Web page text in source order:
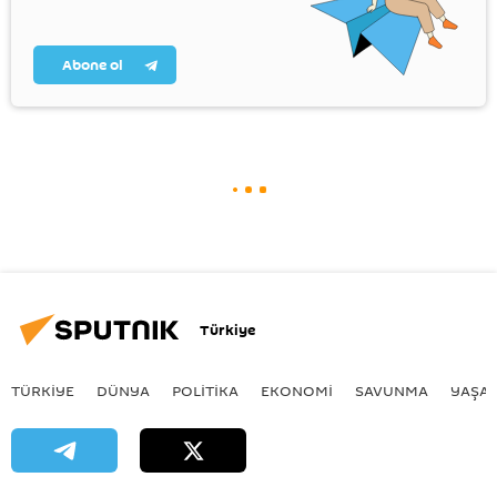
Abone ol
Türkiye
TÜRKIYE DÜNYA POLİTİKA EKONOMİ SAVUNMA